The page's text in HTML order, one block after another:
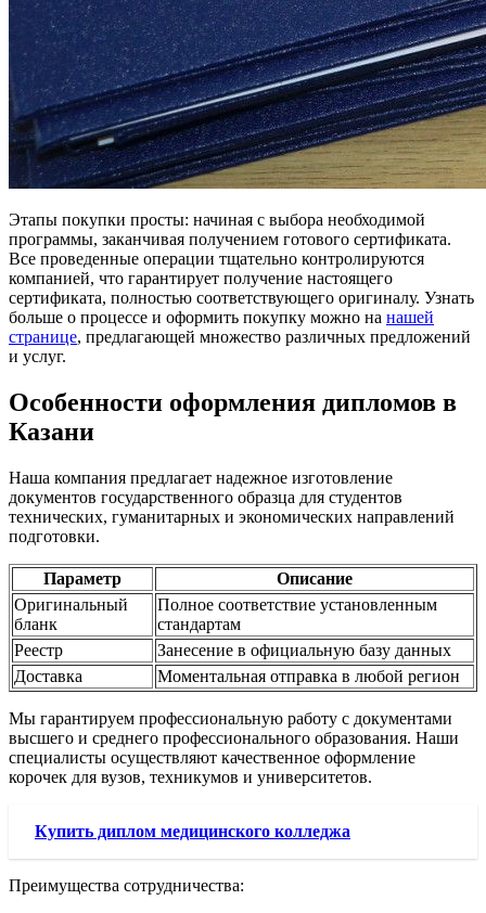
Этапы покупки просты: начиная с выбора необходимой
программы, заканчивая получением готового сертификата.
Все проведенные операции тщательно контролируются
компанией, что гарантирует получение настоящего
сертификата, полностью соответствующего оригиналу. Узнать
больше о процессе и оформить покупку можно на нашей
странице, предлагающей множество различных предложений
и услуг.
Особенности оформления дипломов в
Казани
Наша компания предлагает надежное изготовление
документов государственного образца для студентов
технических, гуманитарных и экономических направлений
подготовки.
Параметр
Описание
Оригинальный
бланк
Полное соответствие установленным
стандартам
Реестр
Занесение в официальную базу данных
Доставка
Моментальная отправка в любой регион
Мы гарантируем профессиональную работу с документами
высшего и среднего профессионального образования. Наши
специалисты осуществляют качественное оформление
корочек для вузов, техникумов и университетов.
Купить диплом медицинского колледжа
Преимущества сотрудничества: